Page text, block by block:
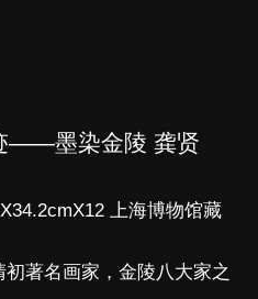
——墨染金陵 龚贤
上海博物馆藏
著名画家，金陵八大家之